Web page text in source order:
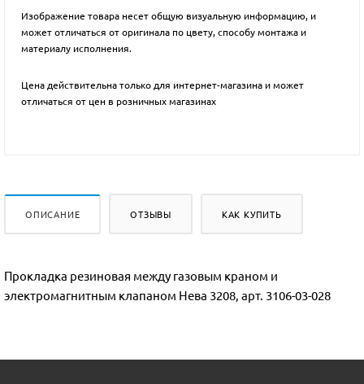
Изображение товара несет общую визуальную информацию, и
может отличаться от оригинала по цвету, способу монтажа и
материалу исполнения.
Цена действительна только для интернет-магазина и может
отличаться от цен в розничных магазинах
ОПИСАНИЕ ОТЗЫВЫ КАК КУПИТЬ
Прокладка резиновая между газовым краном и
электромагнитным клапаном Нева 3208, арт. 3106-03-028